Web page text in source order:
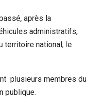
après la
administratifs,
territoire national, le
plusieurs membres du
publique.